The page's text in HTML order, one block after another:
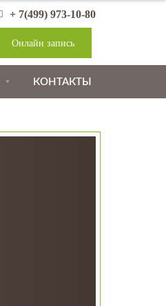
+ 7(499) 973-10-80
Онлайн запись
КОНТАКТЫ